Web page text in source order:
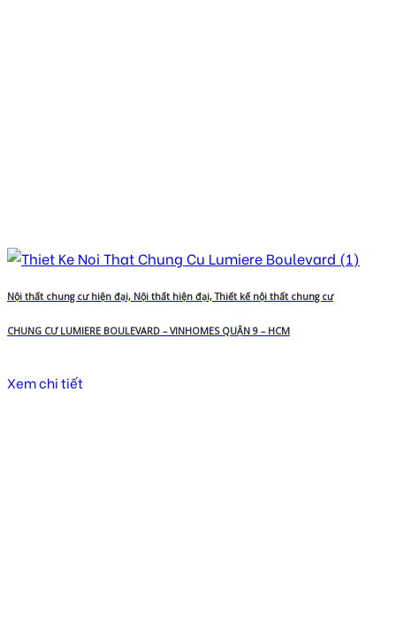
Nội thất chung cư hiện đại, Nội thất hiện đại, Thiết kế nội thất chung cư
CHUNG CƯ LUMIERE BOULEVARD – VINHOMES QUẬN 9 – HCM
Xem chi tiết